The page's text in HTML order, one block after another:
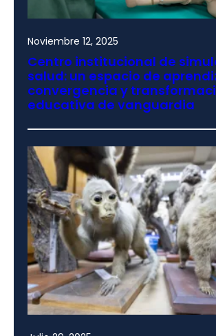
Noviembre 12, 2025
Centro institucional de
salud: un espacio de
convergencia y
educativa de vanguardia